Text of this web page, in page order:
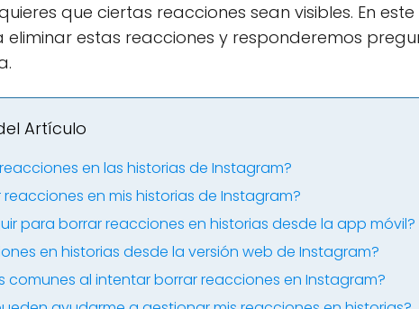
que ciertas reacciones sean visibles. En
estas reacciones y responderemos
Artículo
en las historias de Instagram?
en mis historias de Instagram?
para borrar reacciones en historias desde la app móvil?
en historias desde la versión web de Instagram?
comunes al intentar borrar reacciones en Instagram?